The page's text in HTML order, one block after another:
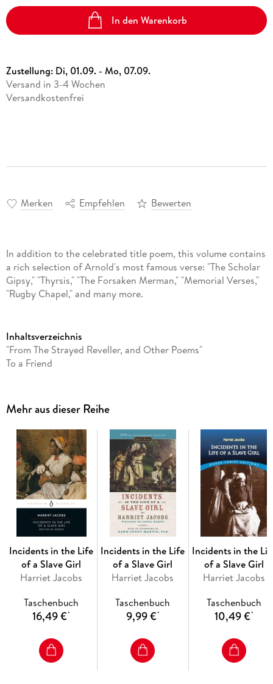
In den Warenkorb
Zustellung: Di, 01.09. - Mo, 07.09.
Versand in 3-4 Wochen
Versandkostenfrei
Merken Empfehlen Bewerten
In addition to the celebrated title poem, this volume contains
a rich selection of Arnold's most famous verse: "The Scholar
Gipsy," "Thyrsis," "The Forsaken Merman," "Memorial Verses,"
"Rugby Chapel," and many more.
Inhaltsverzeichnis
"From The Strayed Reveller, and Other Poems"
To a Friend
Shakespeare
Resignation
To a Republican Friend
"From Empedocles on Etna, and Other Poems"
Memorial verses
The Buried Life
Lines Written in Kensington Gardens
Indifference
Absence
A Summer Night
Morality
"Stanzas in Memory of the Author of "Obermann"
The Future
"From Poems, A New Edition"
Sohrab and Rustum
Requiescat
Stanzas from the Grande Chartreuse
To Marguerite
A Southern Night (1861)
Mehr aus dieser Reihe
Incidents in the Life
of a Slave Girl
Harriet Jacobs
Taschenbuch
16,49 €*
Incidents in the Life
of a Slave Girl
Harriet Jacobs
Taschenbuch
9,99 €*
Incidents in the
of a Slave Girl
Harriet Jacobs
Taschenbuch
10,49 €*